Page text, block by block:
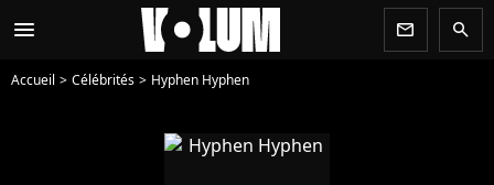
menu newsletter search
Accueil Célébrités Hyphen Hyphen